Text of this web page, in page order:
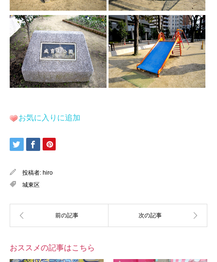
お気に入りに追加
投稿者: hiro
城東区
おススメの記事はこちら